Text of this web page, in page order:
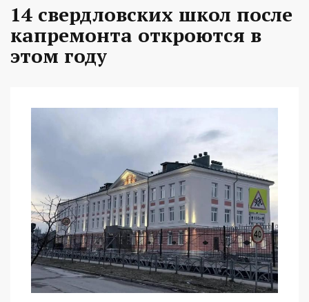
14 свердловских школ после
капремонта откроются в
этом году